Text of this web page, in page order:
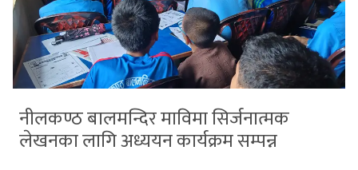
नीलकण्ठ बालमन्दिर माविमा सिर्जनात्मक
लेखनका लागि अध्ययन कार्यक्रम सम्पन्न